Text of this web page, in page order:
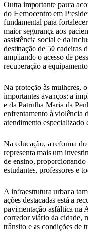
Outra importante pauta
do Hemocentro em
fundamental para
maior segurança aos
assistência social e da
destinação de 50 cadeiras
ampliando o acesso de
recuperação a
Na proteção às mulheres,
importantes avanços: a
e da Patrulha Maria da
enfrentamento à violência
atendimento especializado
Na educação, a reforma
representa mais um
de ensino, proporcionando
estudantes, professores e
A infraestrutura urbana
ações destacadas está a
pavimentação asfáltica na
corredor viário da cidade,
trânsito e as condições de